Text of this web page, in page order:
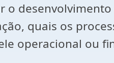
quais os
operacional ou